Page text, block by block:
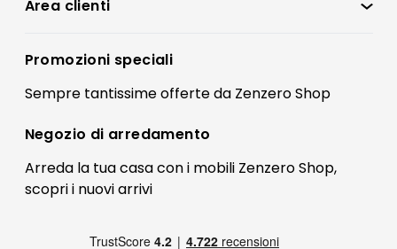
Preferenze Cookies
Termini e condizioni
Contatti
FAQ
Pagamenti
Area clienti
Registrati
Il mio account
Promozioni speciali
Sempre tantissimeofferteda Zenzero Shop
Negozio di arredamento
Arreda la tua casa con i mobili Zenzero Shop,
scopri i nuovi arrivi